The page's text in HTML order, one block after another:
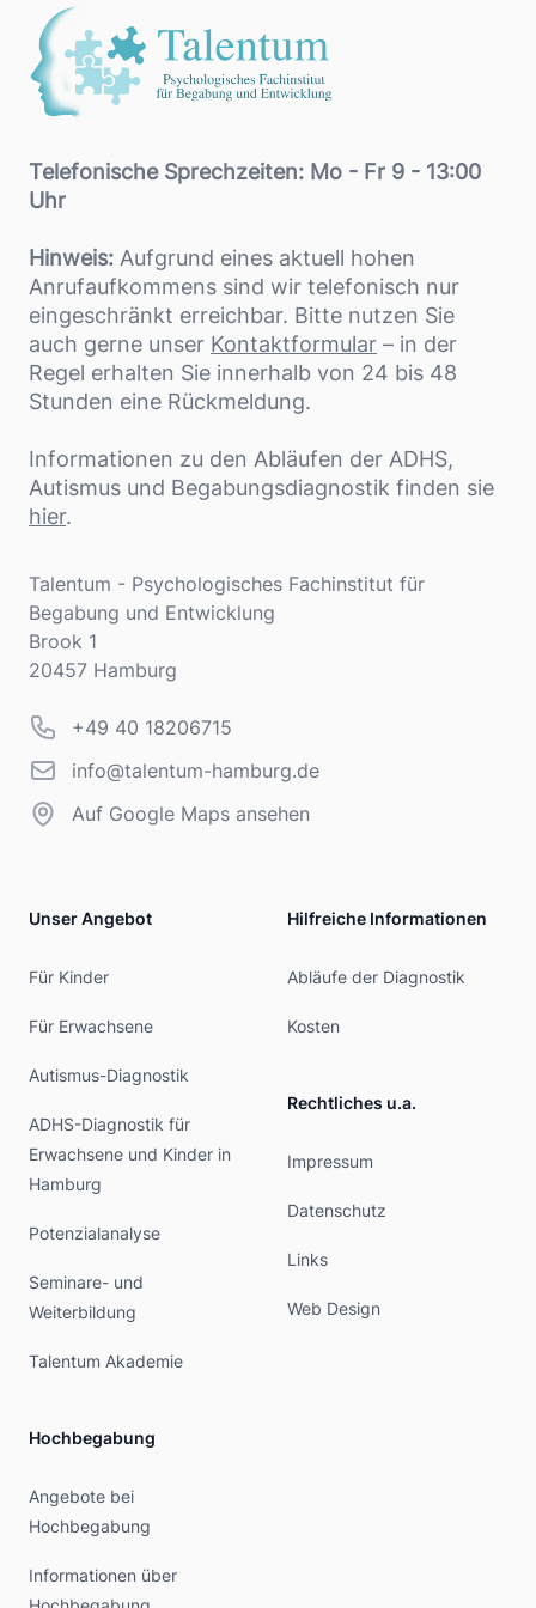
Telefonische Sprechzeiten: Mo - Fr 9 - 13:00
Uhr
Hinweis: Aufgrund eines aktuell hohen
Anrufaufkommens sind wir telefonisch nur
eingeschränkt erreichbar. Bitte nutzen Sie
auch gerne unser Kontaktformular – in der
Regel erhalten Sie innerhalb von 24 bis 48
Stunden eine Rückmeldung.
Informationen zu den Abläufen der ADHS,
Autismus und Begabungsdiagnostik finden sie
hier.
Adresse
Talentum - Psychologisches Fachinstitut für
Begabung und Entwicklung
Brook 1
20457 Hamburg
Telefonnummer
+49 40 18206715
info@talentum-hamburg.de
info@talentum-hamburg.de
Auf Google Maps ansehen
Unser Angebot
Für Kinder
Für Erwachsene
Autismus-Diagnostik
ADHS-Diagnostik für
Erwachsene und Kinder in
Hamburg
Potenzialanalyse
Seminare- und
Weiterbildung
Talentum Akademie
Hochbegabung
Angebote bei
Hochbegabung
Informationen über
Hilfreiche Informationen
Abläufe der Diagnostik
Kosten
Rechtliches u.a.
Impressum
Datenschutz
Links
Web Design